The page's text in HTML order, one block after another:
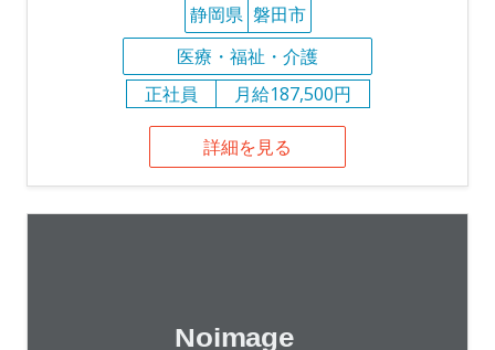
静岡県 磐田市
医療・福祉・介護
正社員
月給187,500円
詳細を見る